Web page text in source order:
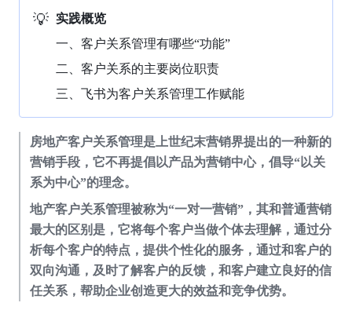
💡 实践概览
一、客户关系管理有哪些“功能”
二、客户关系的主要岗位职责
三、飞书为客户关系管理工作赋能
房地产客户关系管理是上世纪末营销界提出的一种新的
营销手段，它不再提倡以产品为营销中心，倡导“以关
系为中心”的理念。
地产客户关系管理被称为“一对一营销”，其和普通营销
最大的区别是，它将每个客户当做个体去理解，通过分
析每个客户的特点，提供个性化的服务，通过和客户的
双向沟通，及时了解客户的反馈，和客户建立良好的信
任关系，帮助企业创造更大的效益和竞争优势。